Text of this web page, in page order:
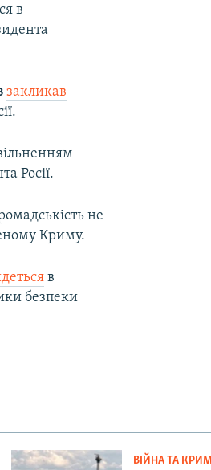
в
закликав
Росії.
не
Криму.
в
безпеки
ВІЙНА ТА КРИМ